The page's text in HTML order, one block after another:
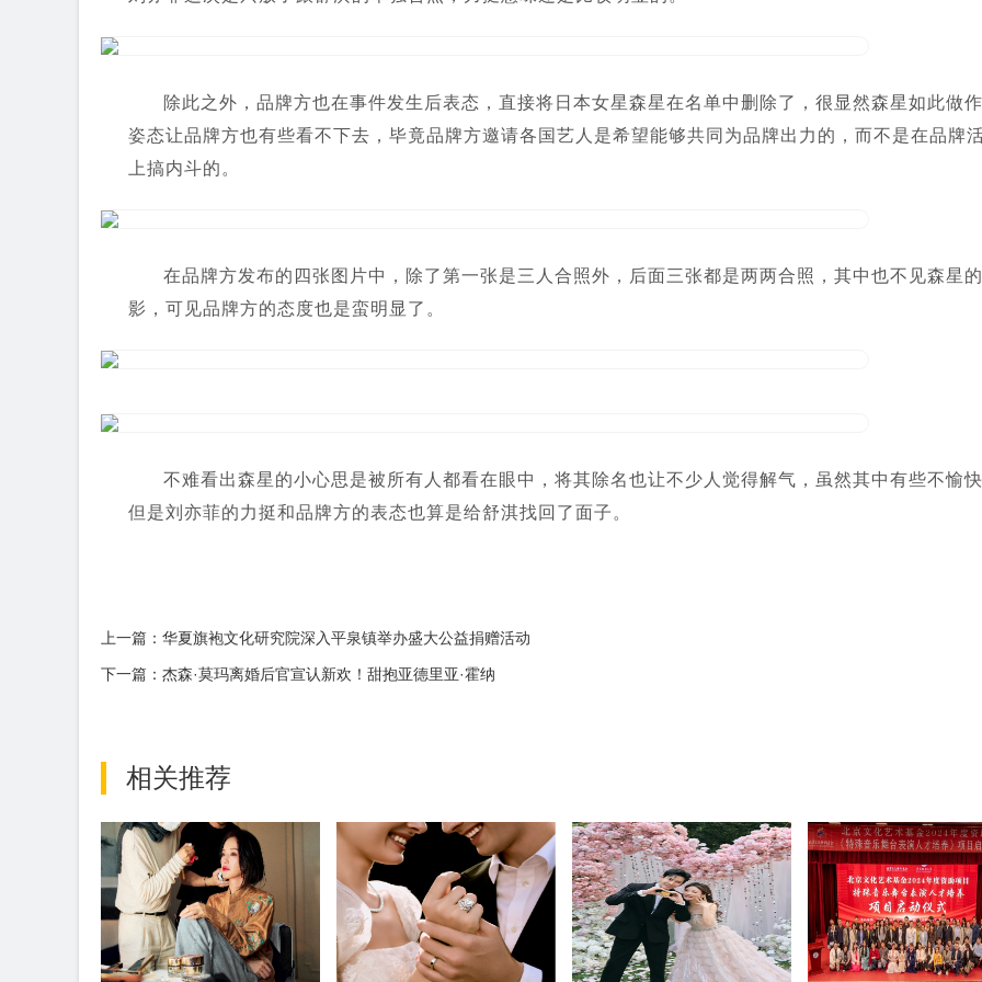
除此之外，品牌方也在事件发生后表态，直接将日本女星森星在名单中删除了，很显然森星如此做
姿态让品牌方也有些看不下去，毕竟品牌方邀请各国艺人是希望能够共同为品牌出力的，而不是在品牌
上搞内斗的。
在品牌方发布的四张图片中，除了第一张是三人合照外，后面三张都是两两合照，其中也不见森星
影，可见品牌方的态度也是蛮明显了。
不难看出森星的小心思是被所有人都看在眼中，将其除名也让不少人觉得解气，虽然其中有些不愉快
但是刘亦菲的力挺和品牌方的表态也算是给舒淇找回了面子。
上一篇：华夏旗袍文化研究院深入平泉镇举办盛大公益捐赠活动
下一篇：杰森·莫玛离婚后官宣认新欢！甜抱亚德里亚·霍纳
相关推荐